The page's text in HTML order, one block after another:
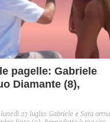
pagelle: Gabriele
Diamante (8),
27 luglio: Gabriele e Sara